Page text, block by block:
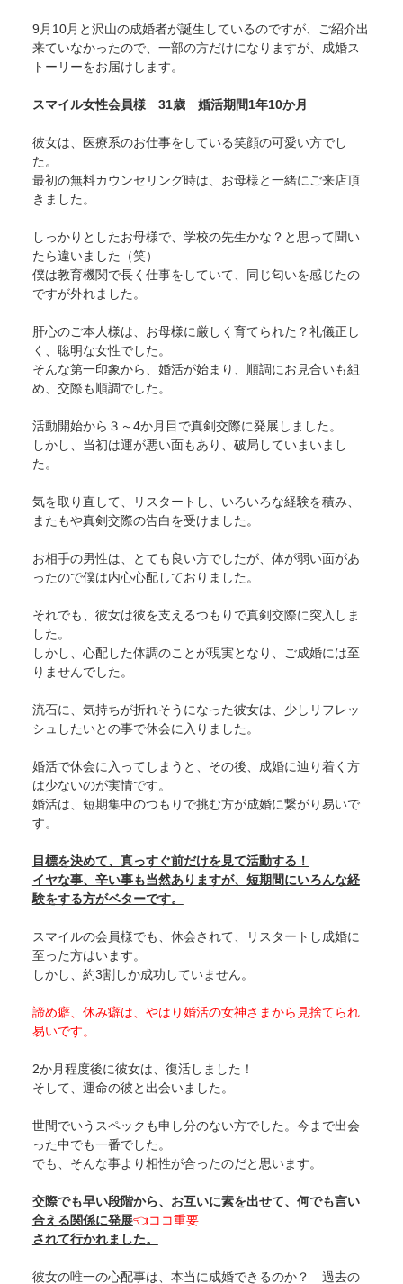
9月10月と沢山の成婚者が誕生しているのですが、ご紹介出
来ていなかったので、一部の方だけになりますが、成婚ス
トーリーをお届けします。
スマイル女性会員様 31歳 婚活期間1年10か月
彼女は、医療系のお仕事をしている笑顔の可愛い方でし
た。
最初の無料カウンセリング時は、お母様と一緒にご来店頂
きました。
しっかりとしたお母様で、学校の先生かな？と思って聞い
たら違いました（笑）
僕は教育機関で長く仕事をしていて、同じ匂いを感じたの
ですが外れました。
肝心のご本人様は、お母様に厳しく育てられた？礼儀正し
く、聡明な女性でした。
そんな第一印象から、婚活が始まり、順調にお見合いも組
め、交際も順調でした。
活動開始から３～4か月目で真剣交際に発展しました。
しかし、当初は運が悪い面もあり、破局していまいまし
た。
気を取り直して、リスタートし、いろいろな経験を積み、
またもや真剣交際の告白を受けました。
お相手の男性は、とても良い方でしたが、体が弱い面があ
ったので僕は内心心配しておりました。
それでも、彼女は彼を支えるつもりで真剣交際に突入しま
した。
しかし、心配した体調のことが現実となり、ご成婚には至
りませんでした。
流石に、気持ちが折れそうになった彼女は、少しリフレッ
シュしたいとの事で休会に入りました。
婚活で休会に入ってしまうと、その後、成婚に辿り着く方
は少ないのが実情です。
婚活は、短期集中のつもりで挑む方が成婚に繋がり易いで
す。
目標を決めて、真っすぐ前だけを見て活動する！
イヤな事、辛い事も当然ありますが、短期間にいろんな経
験をする方がベターです。
スマイルの会員様でも、休会されて、リスタートし成婚に
至った方はいます。
しかし、約3割しか成功していません。
諦め癖、休み癖は、やはり婚活の女神さまから見捨てられ
易いです。
2か月程度後に彼女は、復活しました！
そして、運命の彼と出会いました。
世間でいうスペックも申し分のない方でした。今まで出会
った中でも一番でした。
でも、そんな事より相性が合ったのだと思います。
交際でも早い段階から、お互いに素を出せて、何でも言い
合える関係に発展👈ココ重要
されて行かれました。
彼女の唯一の心配事は、本当に成婚できるのか？ 過去の